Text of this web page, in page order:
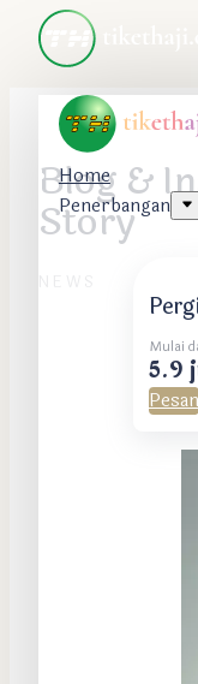
Home
Penerbangan
Mulai
5.9
Pesan
Blog &
Story